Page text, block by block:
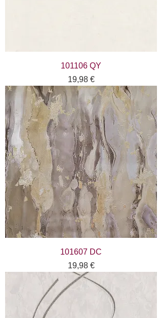
101106 QY
Цена
19,98 €
101607 DC
Цена
19,98 €